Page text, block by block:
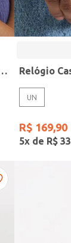
Condor Feminino DOURADO
UN
R$ 169,90
5x de R$ 33